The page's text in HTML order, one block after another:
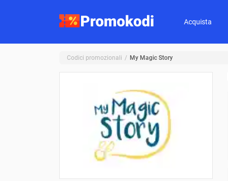
Acquista
Codici promozionali My Magic Story